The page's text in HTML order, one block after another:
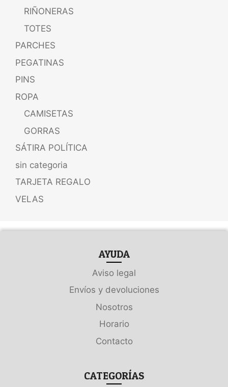
RIÑONERAS
TOTES
PARCHES
PEGATINAS
PINS
ROPA
CAMISETAS
GORRAS
SÁTIRA POLÍTICA
sin categoria
TARJETA REGALO
VELAS
AYUDA
Aviso legal
Envíos y devoluciones
Nosotros
Horario
Contacto
CATEGORÍAS